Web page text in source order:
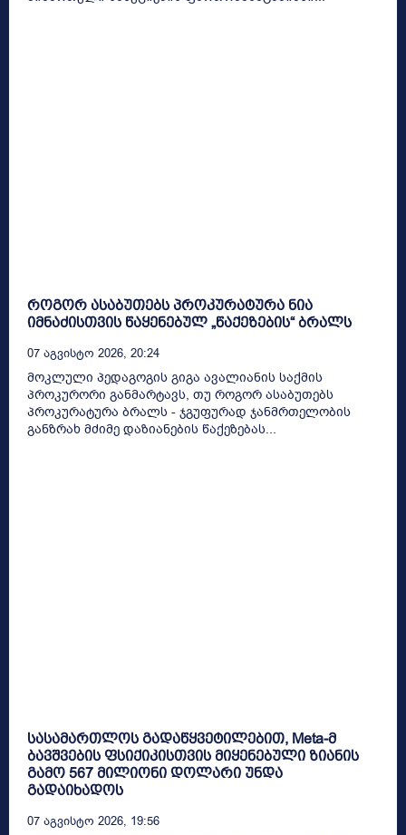
როგორ ასაბუთებს პროკურატურა ნია
იმნაძისთვის წაყენებულ „წაქეზების“ ბრალს
07 Აგვისტო 2026, 20:24
მოკლული პედაგოგის გიგა ავალიანის საქმის
პროკურორი განმარტავს, თუ როგორ ასაბუთებს
პროკურატურა ბრალს - ჯგუფურად ჯანმრთელობის
განზრახ მძიმე დაზიანების წაქეზებას...
სასამართლოს გადაწყვეტილებით, Meta-მ
ბავშვების ფსიქიკისთვის მიყენებული ზიანის
გამო 567 მილიონი დოლარი უნდა
გადაიხადოს
07 Აგვისტო 2026, 19:56